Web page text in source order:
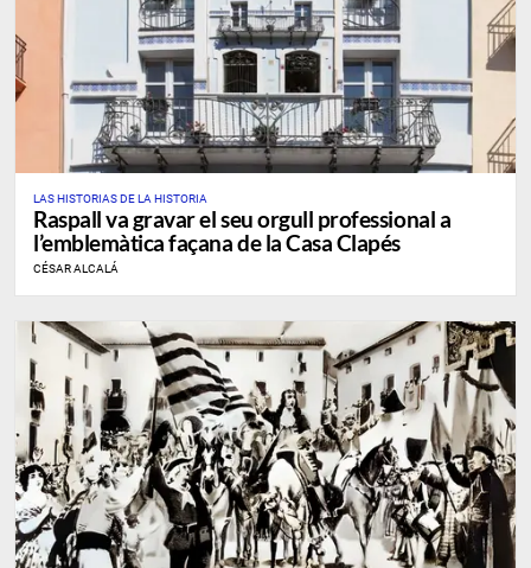
LAS HISTORIAS DE LA HISTORIA
Raspall va gravar el seu orgull professional a
l’emblemàtica façana de la Casa Clapés
CÉSAR ALCALÁ
SEGÜENT